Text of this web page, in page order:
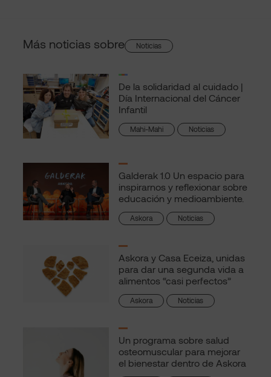
Más noticias sobre Noticias
De la solidaridad al cuidado |
Día Internacional del Cáncer
Infantil
Mahi-Mahi Noticias
Galderak 1.0 Un espacio para
inspirarnos y reflexionar sobre
educación y medioambiente.
Askora Noticias
Askora y Casa Eceiza, unidas
para dar una segunda vida a
alimentos “casi perfectos”
Askora Noticias
Un programa sobre salud
osteomuscular para mejorar
el bienestar dentro de Askora